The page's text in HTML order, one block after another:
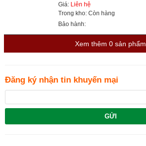
Giá: Liên hệ
Trong kho: Còn hàng
Bảo hành:
Xem thêm 0 sản phẩm
Đăng ký nhận tin khuyến mại
GỬI